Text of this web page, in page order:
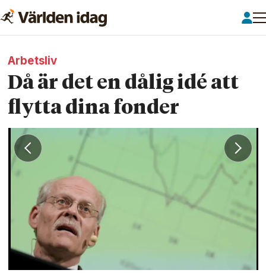
Arbetsliv
Då är det en dålig idé att
flytta dina fonder